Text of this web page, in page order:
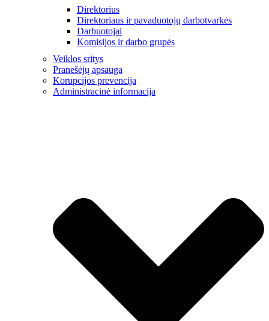
Direktorius
Direktoriaus ir pavaduotojų darbotvarkės
Darbuotojai
Komisijos ir darbo grupės
Veiklos sritys
Pranešėjų apsauga
Korupcijos prevencija
Administracinė informacija